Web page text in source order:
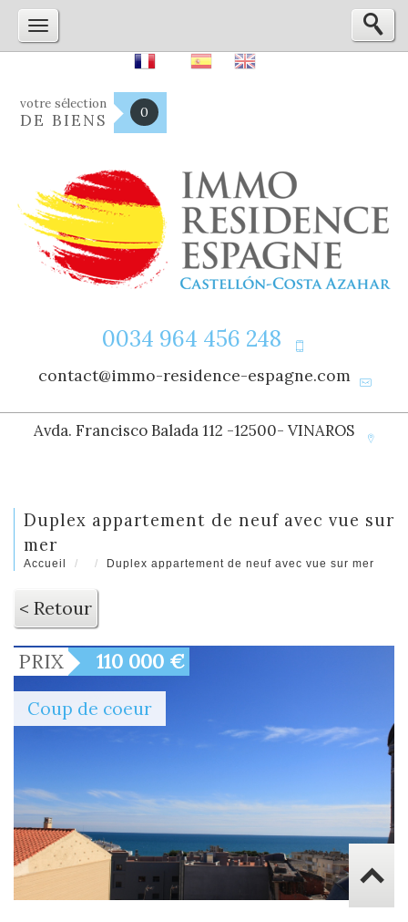
votre sélection
DE BIENS 0
0034 964 456 248
contact@immo-residence-espagne.com
Avda. Francisco Balada 112 -12500- VINAROS
duplex appartement de neuf avec vue sur
mer
Accueil Duplex appartement de neuf avec vue sur mer
< Retour
PRIX 110 000 €
Coup de coeur